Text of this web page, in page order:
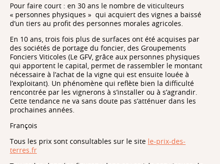
Pour faire court : en 30 ans le nombre de viticulteurs
« personnes physiques » qui acquiert des vignes a baissé
d’un tiers au profit des personnes morales agricoles.
En 10 ans, trois fois plus de surfaces ont été acquises par
des sociétés de portage du foncier, des Groupements
Fonciers Viticoles (Le GFV, grâce aux personnes physiques
qui apportent le capital, permet de rassembler le montant
nécessaire à l’achat de la vigne qui est ensuite louée à
l’exploitant). Un phénomène qui reflète bien la difficulté
rencontrée par les vignerons à s’installer ou à s’agrandir.
Cette tendance ne va sans doute pas s’atténuer dans les
prochaines années.
François
Tous les prix sont consultables sur le site le-prix-des-
terres.fr